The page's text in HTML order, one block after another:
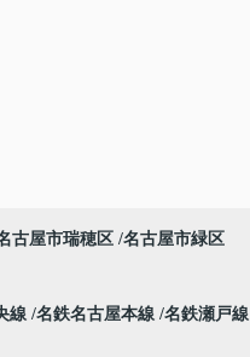
古屋市瑞穂区 名古屋市緑区
線 名鉄名古屋本線 名鉄瀬戸線